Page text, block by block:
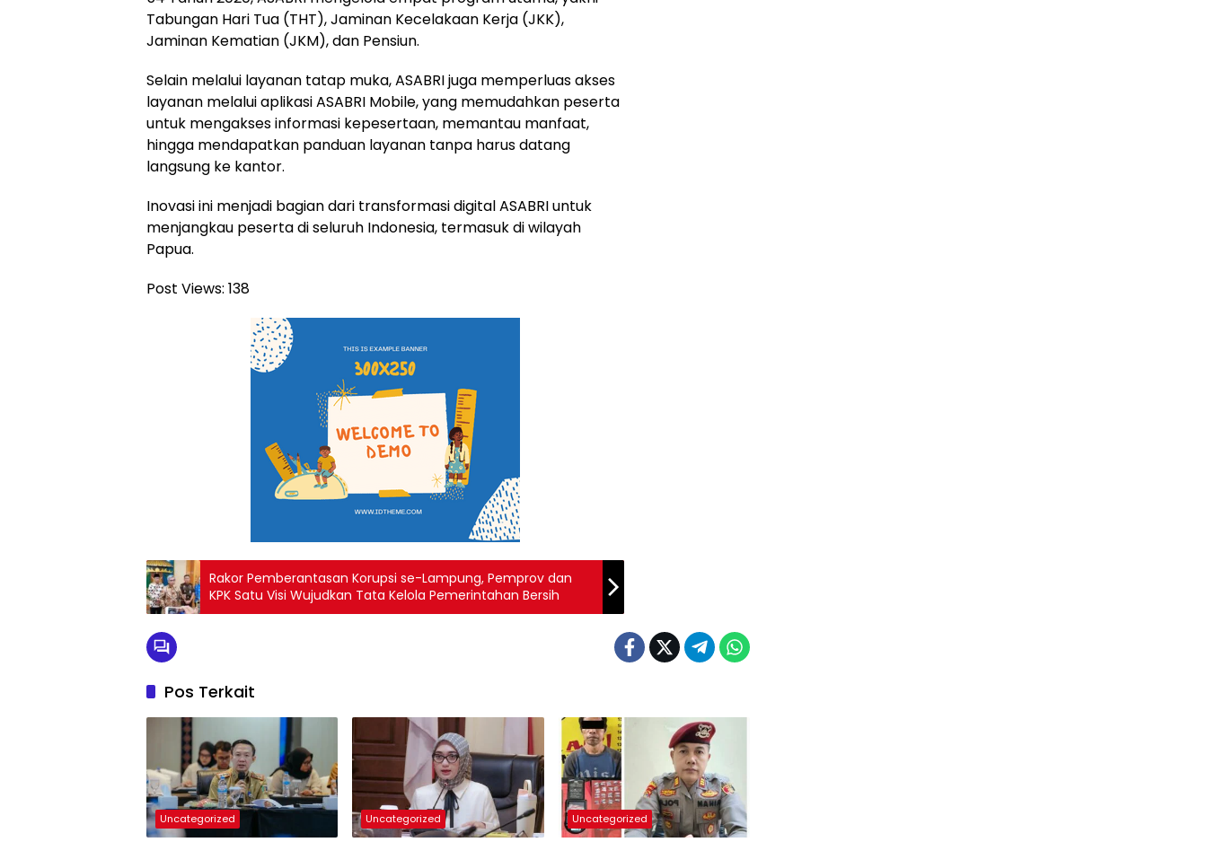
Tabungan Hari Tua (THT), Jaminan Kecelakaan Kerja (JKK),
Jaminan Kematian (JKM), dan Pensiun.
Selain melalui layanan tatap muka, ASABRI juga memperluas akses
layanan melalui aplikasi ASABRI Mobile, yang memudahkan peserta
untuk mengakses informasi kepesertaan, memantau manfaat,
hingga mendapatkan panduan layanan tanpa harus datang
langsung ke kantor.
Inovasi ini menjadi bagian dari transformasi digital ASABRI untuk
menjangkau peserta di seluruh Indonesia, termasuk di wilayah
Papua.
Post Views: 138
Rakor Pemberantasan Korupsi se-Lampung, Pemprov dan
KPK Satu Visi Wujudkan Tata Kelola Pemerintahan Bersih
Pos Terkait
Uncategorized Uncategorized Uncategorized